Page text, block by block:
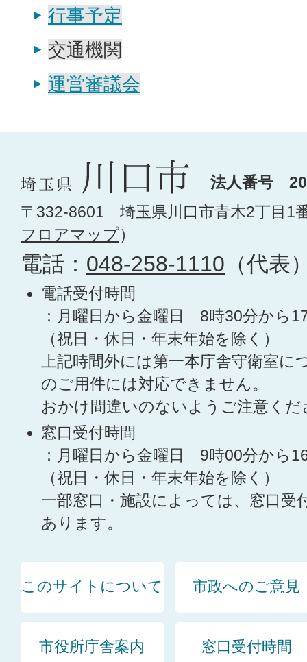
行事予定
交通機関
運営審議会
法人番号
〒332-8601 埼玉県川口市青木2丁目1
フロアマップ）
電話： 048-258-1110 （代表
電話受付時間
：月曜日から金曜日 8時30分から
（祝日・休日・年末年始を除く）
上記時間外には第一本庁舎守衛室に
のご用件には対応できません。
おかけ間違いのないようご注意くだ
窓口受付時間
：月曜日から金曜日 9時00分から
（祝日・休日・年末年始を除く）
一部窓口・施設によっては、窓口受
あります。
このサイトについて 市政へのご意見
市役所庁舎案内 窓口受付時間